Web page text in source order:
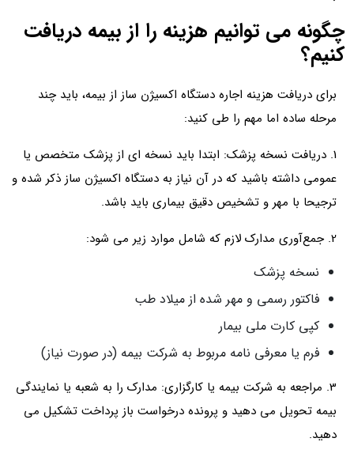
چگونه می توانیم هزینه را از بیمه دریافت
کنیم؟
برای دریافت هزینه اجاره دستگاه اکسیژن ساز از بیمه، باید چند
مرحله ساده اما مهم را طی کنید:
1. دریافت نسخه پزشک: ابتدا باید نسخه ای از پزشک متخصص یا
عمومی داشته باشید که در آن نیاز به دستگاه اکسیژن ساز ذکر شده و
ترجیحا با مهر و تشخیص دقیق بیماری باید باشد.
2. جمع‌آوری مدارک لازم که شامل موارد زیر می شود:
نسخه پزشک
فاکتور رسمی و مهر شده از میلاد طب
کپی کارت ملی بیمار
فرم یا معرفی نامه مربوط به شرکت بیمه (در صورت نیاز)
3. مراجعه به شرکت بیمه یا کارگزاری: مدارک را به شعبه یا نمایندگی
بیمه تحویل می دهید و پرونده‌ درخواست باز پرداخت تشکیل می
دهید.